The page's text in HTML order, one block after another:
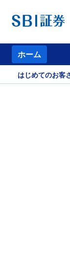
ホーム
はじめてのお客